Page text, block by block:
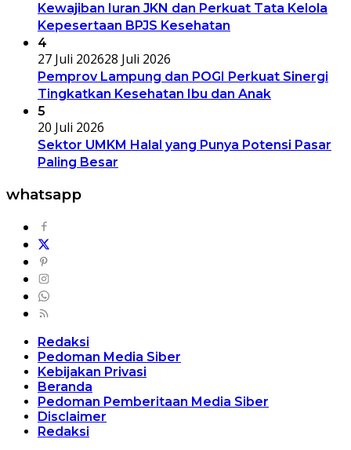
Kewajiban Iuran JKN dan Perkuat Tata Kelola
Kepesertaan BPJS Kesehatan
4
27 Juli 202628 Juli 2026
Pemprov Lampung dan POGI Perkuat Sinergi
Tingkatkan Kesehatan Ibu dan Anak
5
20 Juli 2026
Sektor UMKM Halal yang Punya Potensi Pasar
Paling Besar
whatsapp
Redaksi
Pedoman Media Siber
Kebijakan Privasi
Beranda
Pedoman Pemberitaan Media Siber
Disclaimer
Redaksi